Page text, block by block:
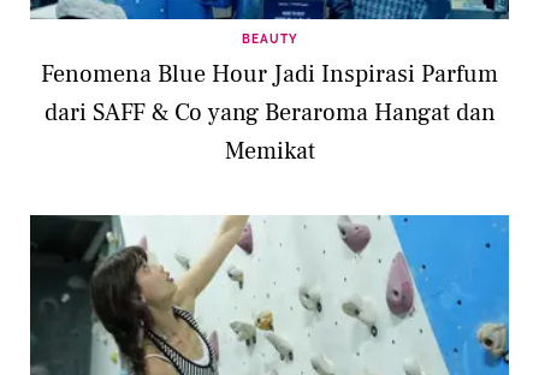
BEAUTY
Fenomena Blue Hour Jadi Inspirasi Parfum
dari SAFF & Co yang Beraroma Hangat dan
Memikat